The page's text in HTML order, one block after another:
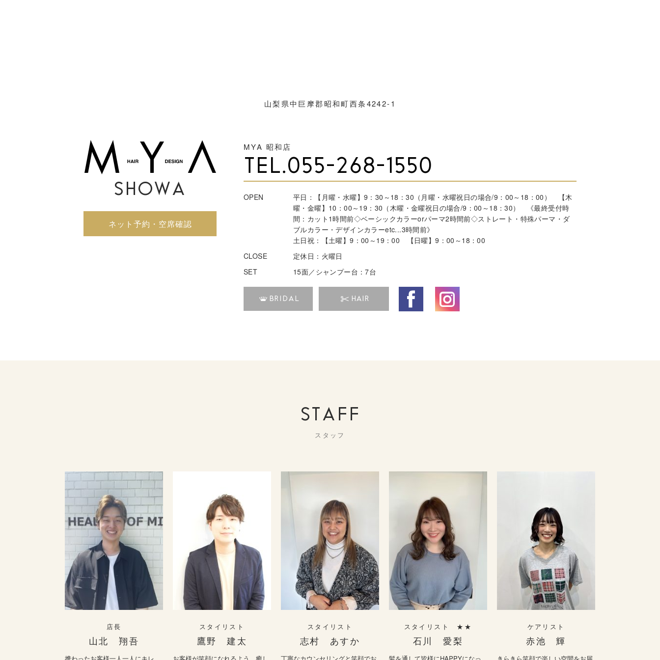
山梨県中巨摩郡昭和町西条4242-1
SHOWA
ネット予約・空席確認
MYA 昭和店
TEL.055-268-1550
OPEN
平日：【月曜・水曜】9：30～18：30（月曜・水曜祝日の場合/9：00～18：00） 【木
曜・金曜】10：00～19：30（木曜・金曜祝日の場合/9：00～18：30） 《最終受付時
間：カット1時間前◇ベーシックカラーorパーマ2時間前◇ストレート・特殊パーマ・ダ
ブルカラー・デザインカラーetc...3時間前》
土日祝：【土曜】9：00～19：00 【日曜】9：00～18：00
CLOSE
定休日：火曜日
SET
15面／シャンプー台：7台
BRIDAL HAIR
STAFF
スタッフ
店長
山北 翔吾
スタイリスト
鷹野 建太
スタイリスト
志村 あすか
スタイリスト ★★
石川 愛梨
ケアリスト
赤池 輝